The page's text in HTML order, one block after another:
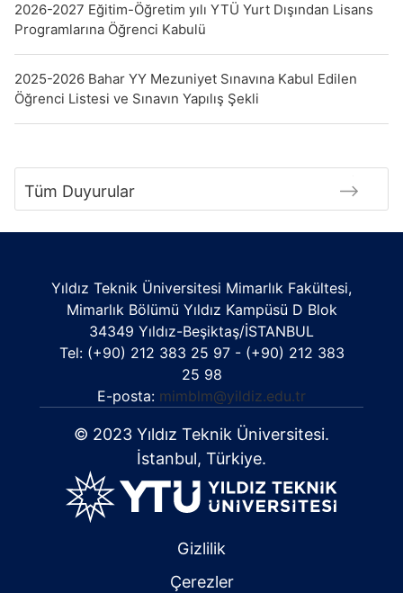
2026-2027 Eğitim-Öğretim yılı YTÜ Yurt Dışından Lisans
Programlarına Öğrenci Kabulü
2025-2026 Bahar YY Mezuniyet Sınavına Kabul Edilen
Öğrenci Listesi ve Sınavın Yapılış Şekli
Tüm Duyurular
Yıldız Teknik Üniversitesi Mimarlık Fakültesi,
Mimarlık Bölümü Yıldız Kampüsü D Blok
34349 Yıldız-Beşiktaş/İSTANBUL
Tel: (+90) 212 383 25 97 - (+90) 212 383
25 98
E-posta: mimblm@yildiz.edu.tr
© 2023 Yıldız Teknik Üniversitesi.
İstanbul, Türkiye.
Gizlilik
Çerezler